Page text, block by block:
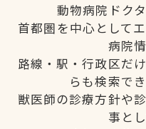
動物病院ドク
首都圏を中心として
病院
路線・駅・行政区だ
らも検索で
獣医師の診療方針や
事と